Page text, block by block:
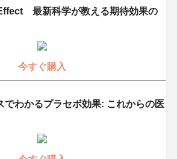
最新科学が教える期待効果の
今すぐ購入
でわかるプラセボ効果: これからの医